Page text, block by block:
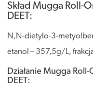
Skład Mugga Roll-
DEET:
N,N-dietylo-3-
etanol – 357,5g/L,
Działanie Mugga
DEET: